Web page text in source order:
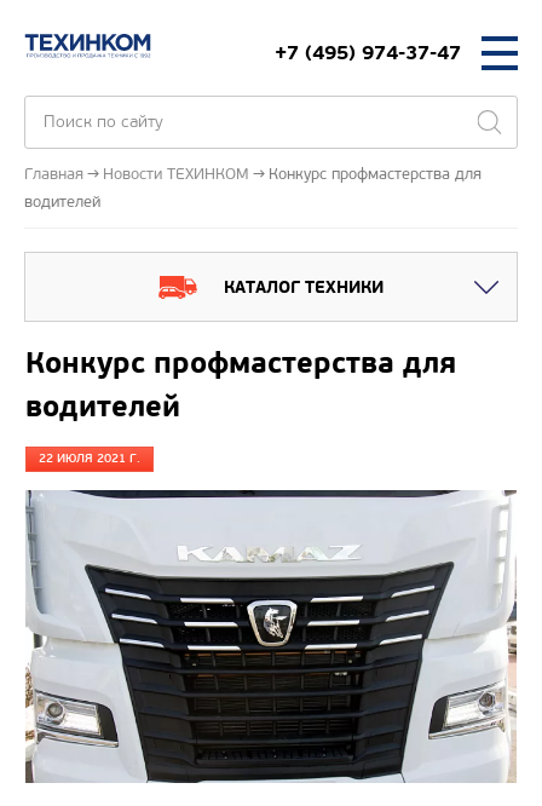
+7 (495) 974-37-47
Главная Новости ТЕХИНКОМ
Конкурс профмастерства для
водителей
КАТАЛОГ ТЕХНИКИ
Конкурс профмастерства для
водителей
22 ИЮЛЯ 2021 Г.